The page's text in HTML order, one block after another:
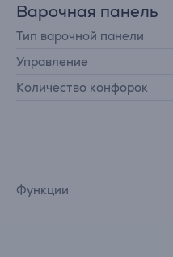
Варочная панель
Тип варочной панели
Управление
Количество конфорок
Функции